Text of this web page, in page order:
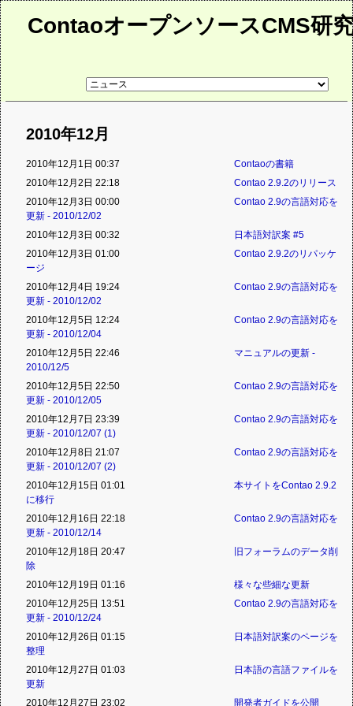
ContaoオープンソースCMS研
リ
ペ
ー
2010年12月
2010年12月1日 00:37
Contaoの書籍
2010年12月2日 22:18
Contao 2.9.2のリリース
2010年12月3日 00:00
Contao 2.9の言語対応を
更新 - 2010/12/02
2010年12月3日 00:32
日本語対訳案 #5
2010年12月3日 01:00
Contao 2.9.2のリパッケ
ージ
2010年12月4日 19:24
Contao 2.9の言語対応を
更新 - 2010/12/02
2010年12月5日 12:24
Contao 2.9の言語対応を
更新 - 2010/12/04
2010年12月5日 22:46
マニュアルの更新 -
2010/12/5
2010年12月5日 22:50
Contao 2.9の言語対応を
更新 - 2010/12/05
2010年12月7日 23:39
Contao 2.9の言語対応を
更新 - 2010/12/07 (1)
2010年12月8日 21:07
Contao 2.9の言語対応を
更新 - 2010/12/07 (2)
2010年12月15日 01:01
本サイトをContao 2.9.2
に移行
2010年12月16日 22:18
Contao 2.9の言語対応を
更新 - 2010/12/14
2010年12月18日 20:47
旧フォーラムのデータ削
除
2010年12月19日 01:16
様々な些細な更新
2010年12月25日 13:51
Contao 2.9の言語対応を
更新 - 2010/12/24
2010年12月26日 01:15
日本語対訳案のページを
整理
2010年12月27日 01:03
日本語の言語ファイルを
更新
2010年12月27日 23:02
開発者ガイドを公開